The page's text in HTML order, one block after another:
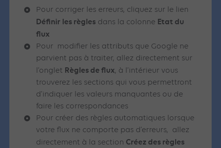
Pour corriger les erreurs, cliquez sur le lien
Définir les règles dans la colonne Etat du
flux
Pour modifier les attributs que Google ne
parvient pas à traiter, allez directement sur
l’onglet Règles de flux, à l’intérieur vous
trouverez les sections qui vous permettront
d’indiquer les valeurs manquantes ou de
faire les correspondances
Pour créer des règles automatiques lorsque
votre flux ne comporte pas d’erreurs, allez
directement à la section Créez des règles